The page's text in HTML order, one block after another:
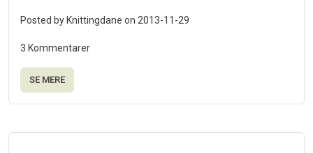
Posted by Knittingdane on 2013-11-29
3 Kommentarer
SE MERE